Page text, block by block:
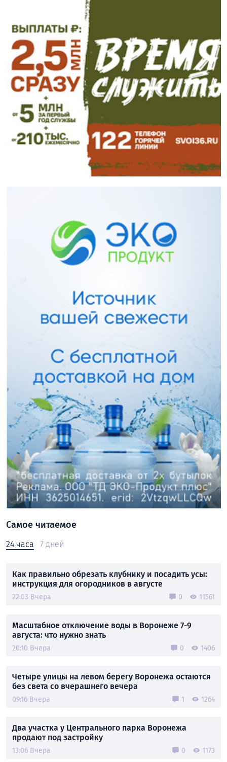
Самое читаемое
24 часа 7 дней
Как правильно обрезать клубнику и посадить усы:
инструкция для огородников в августе
22:03 Вчера 0 11561
Масштабное отключение воды в Воронеже 7-9
августа: что нужно знать
20:10 Вчера 0 1406
Четыре улицы на левом берегу Воронежа остаются
без света со вчерашнего вечера
09:16 Вчера 1 1264
Два участка у Центрального парка Воронежа
продают под застройку
13:06 Вчера 0 1173